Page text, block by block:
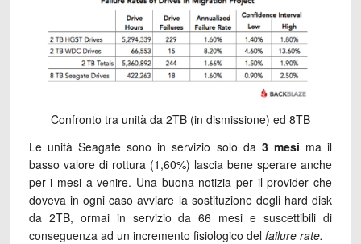
Confronto tra unità da 2TB (in dismissione) ed 8TB
Le unità Seagate sono in servizio solo da 3 mesi ma il
basso valore di rottura (1,60%) lascia bene sperare anche
per i mesi a venire. Una buona notizia per il provider che
doveva in ogni caso avviare la sostituzione degli hard disk
da 2TB, ormai in servizio da 66 mesi e suscettibili di
conseguenza ad un incremento fisiologico del failure rate.